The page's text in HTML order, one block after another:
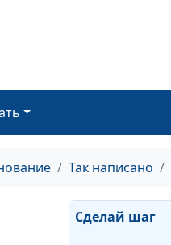
Так написано
Христос?
Каждому свое
Сделай шаг